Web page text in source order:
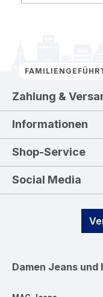
Zahlung &
Informationen
Shop-Service
Social Media
Damen Jeans und